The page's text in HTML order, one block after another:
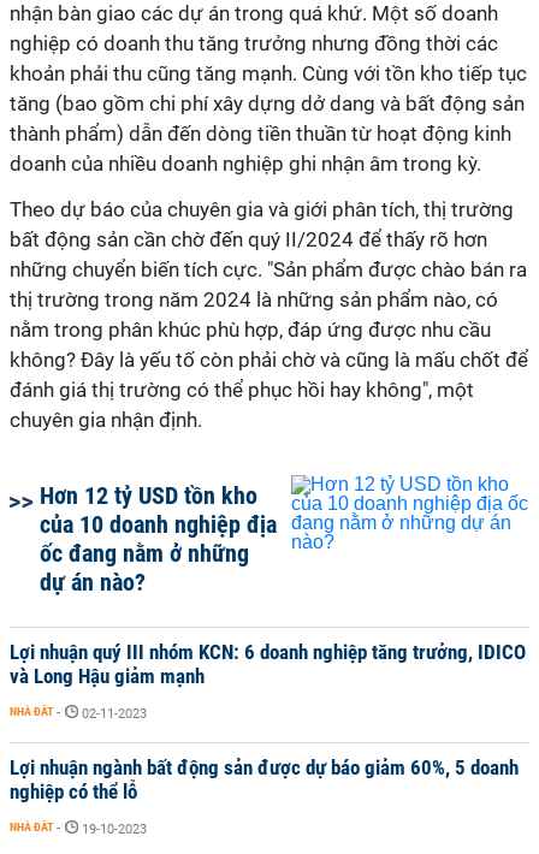
nhận bàn giao các dự án trong quá khứ. Một số doanh
nghiệp có doanh thu tăng trưởng nhưng đồng thời các
khoản phải thu cũng tăng mạnh. Cùng với tồn kho tiếp tục
tăng (bao gồm chi phí xây dựng dở dang và bất động sản
thành phẩm) dẫn đến dòng tiền thuần từ hoạt động kinh
doanh của nhiều doanh nghiệp ghi nhận âm trong kỳ.
Theo dự báo của chuyên gia và giới phân tích, thị trường
bất động sản cần chờ đến quý II/2024 để thấy rõ hơn
những chuyển biến tích cực. "Sản phẩm được chào bán ra
thị trường trong năm 2024 là những sản phẩm nào, có
nằm trong phân khúc phù hợp, đáp ứng được nhu cầu
không? Đây là yếu tố còn phải chờ và cũng là mấu chốt để
đánh giá thị trường có thể phục hồi hay không", một
chuyên gia nhận định.
Hơn 12 tỷ USD tồn kho
của 10 doanh nghiệp địa
ốc đang nằm ở những
dự án nào?
Lợi nhuận quý III nhóm KCN: 6 doanh nghiệp tăng trưởng, IDICO
và Long Hậu giảm mạnh
NHÀ ĐẤT - 02-11-2023
Lợi nhuận ngành bất động sản được dự báo giảm 60%, 5 doanh
nghiệp có thể lỗ
NHÀ ĐẤT - 19-10-2023